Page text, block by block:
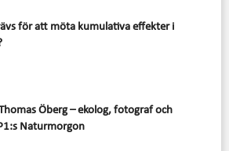
för att möta kumulativa effekter i
Öberg – ekolog, fotograf och
Naturmorgon